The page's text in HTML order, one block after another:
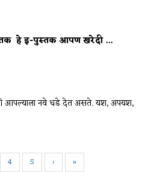
हे इ-पुस्तक आपण खरेदी ...
आपल्याला नवे धडे देत असते. यश, अपयश,
4 5 › »